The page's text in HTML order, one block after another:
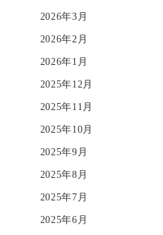
2026年3月
2026年2月
2026年1月
2025年12月
2025年11月
2025年10月
2025年9月
2025年8月
2025年7月
2025年6月